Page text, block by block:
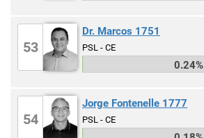
53
Dr. Marcos 1751
PSL - CE
0.24%
54
Jorge Fontenelle 1777
PSL - CE